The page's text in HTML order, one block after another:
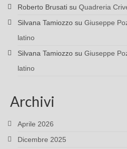
Roberto Brusati su Quadreria
Silvana Tamiozzo su Giuseppe
latino
Silvana Tamiozzo su Giuseppe
latino
Archivi
Aprile 2026
Dicembre 2025